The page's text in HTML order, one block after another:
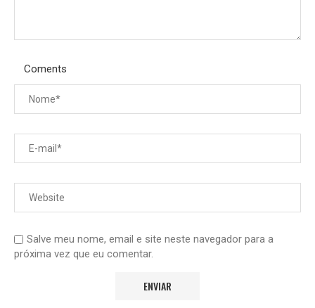
Coments
Salve meu nome, email e site neste navegador para a
próxima vez que eu comentar.